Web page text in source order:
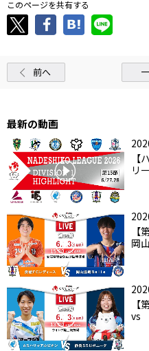
このページを共有する
前へ
最新の動画
【
リ
岡
vs